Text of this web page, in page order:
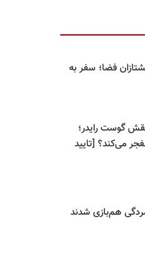
فضا؛ سفر به
گوست رایدر؛
می‌کند؟ [تایید
هم‌بازی شدند